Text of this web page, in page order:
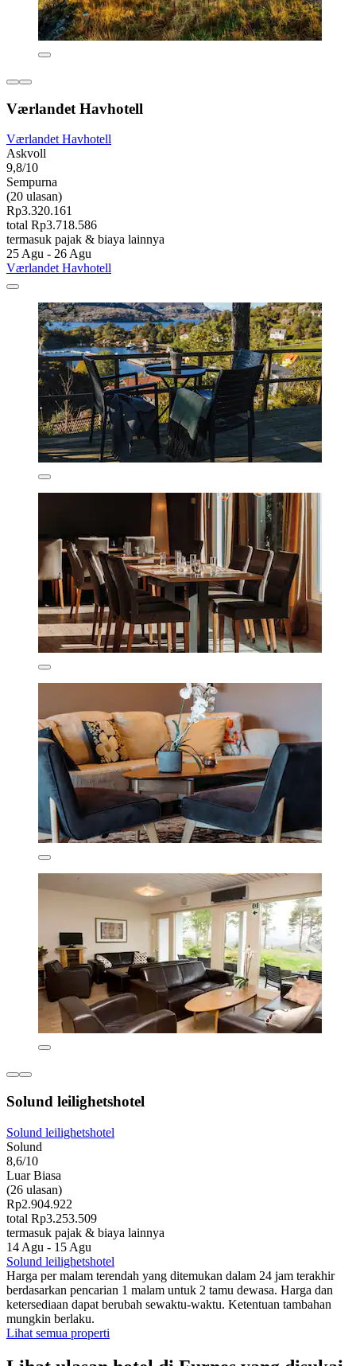
Værlandet Havhotell
Værlandet Havhotell
Askvoll
9,8/10
Sempurna
(20 ulasan)
Rp3.320.161
total Rp3.718.586
termasuk pajak & biaya lainnya
25 Agu - 26 Agu
Værlandet Havhotell
Solund leilighetshotel
Solund leilighetshotel
Solund
8,6/10
Luar Biasa
(26 ulasan)
Rp2.904.922
total Rp3.253.509
termasuk pajak & biaya lainnya
14 Agu - 15 Agu
Solund leilighetshotel
Harga per malam terendah yang ditemukan dalam 24 jam terakhir
berdasarkan pencarian 1 malam untuk 2 tamu dewasa. Harga dan
ketersediaan dapat berubah sewaktu-waktu. Ketentuan tambahan
mungkin berlaku.
Lihat semua properti